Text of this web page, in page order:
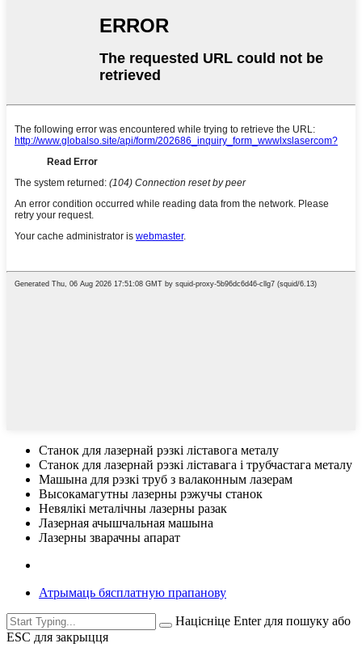
Станок для лазернай рэзкі ліставога металу
Станок для лазернай рэзкі ліставага і трубчастага металу
Машына для рэзкі труб з валаконным лазерам
Высокамагутны лазерны рэжучы станок
Невялікі металічны лазерны разак
Лазерная ачышчальная машына
Лазерны зварачны апарат
Атрымаць бясплатную прапанову
Націсніце Enter для пошуку або
ESC для закрыцця